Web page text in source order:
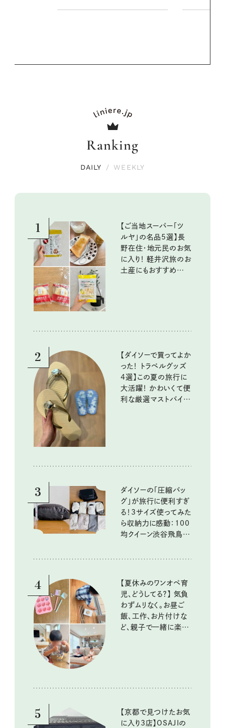
Ranking
DAILY / WEEKLY
1
【ご当地スーパー「ツ
ルヤ」の名品5選】長
野在住・地元民のお気
に入り！ 軽井沢旅のお
土産にもおすすめのお
2
【ダイソーで買ってよか
った！ トラベルグッズ
4選】この夏の旅行に
大活躍！ かわいくて便
利な厳選マストバイア
3
ダイソーの「圧縮バッ
グ」が旅行に便利すぎ
る！3サイズ使ってみた
ら収納力に感動：100
均クイーン渋谷飛鳥の
4
【夏休みのワンオペ育
児、どうしてる？】 気負
わずムリなく。お昼ご
飯、工作、お片付けな
ど、親子で一緒に楽し
5
【京都で見つけたお気
に入り3店】OSAJIの